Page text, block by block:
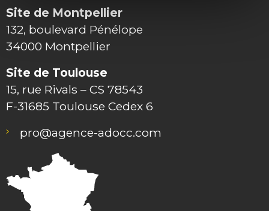
Site de Montpellier
132, boulevard Pénélope
34000 Montpellier
Site de Toulouse
15, rue Rivals – CS 78543
F-31685 Toulouse Cedex 6
pro@agence-adocc.com